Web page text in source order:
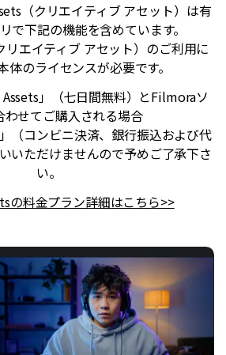
（クリエイティブ アセット）は有
で下記の機能を含めています。
リエイティブ アセット）のご利用に
体のライセンスが必要です。
」（七日間無料）とFilmoraソ
わせてご購入される場合
（コンビニ決済、銀行振込および代
いただけませんので予めご了承下さ
い。
の料金プラン詳細はこちら>>